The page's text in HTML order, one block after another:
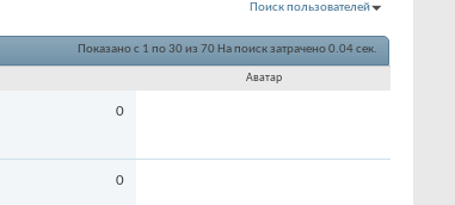
Поиск пользователей
Показано с 1 по 30 из 70 На поиск затрачено0.04сек.
Аватар
0
0